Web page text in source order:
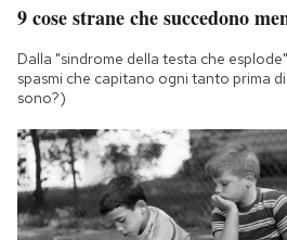
9 cose strane che succedono
Dalla "sindrome della testa che
spasmi che capitano ogni tanto prima
sono?)